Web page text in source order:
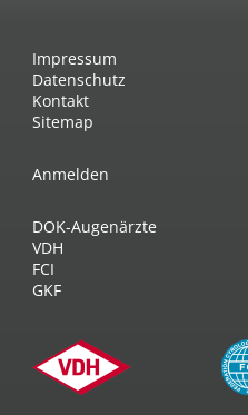
Impressum
Datenschutz
Kontakt
Sitemap
Anmelden
DOK-Augenärzte
VDH
FCI
GKF